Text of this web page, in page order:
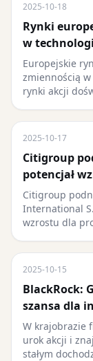
2025-10-18
Rynki
w
Europejskie
zmiennością
rynki akcji
2025-10-17
Citigroup
potencjał
Citigroup
International
wzrostu dla
2025-10-15
BlackRock:
szansa dla
W krajobrazie
urok akcji i
stałym